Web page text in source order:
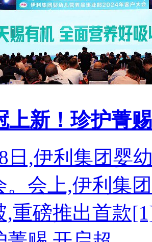
上新！珍护菁
日,伊利集团婴
。会上,伊利集
,重磅推出首款